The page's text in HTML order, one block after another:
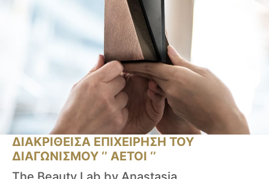
ΔΙΑΚΡΙΘΕΙΣΑ ΕΠΙΧΕΙΡΗΣΗ ΤΟΥ
ΔΙΑΓΩΝΙΣΜΟΥ ‘’ ΑΕΤΟΙ ‘’